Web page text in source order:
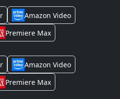
Amazon Video
Premiere Max
Amazon Video
Premiere Max